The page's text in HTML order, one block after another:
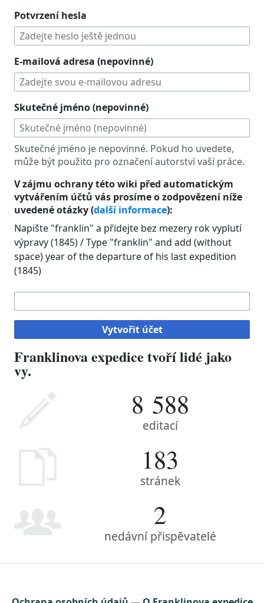
Potvrzení hesla
E-mailová adresa (nepovinné)
Skutečné jméno (nepovinné)
Skutečné jméno je nepovinné. Pokud ho uvedete,
může být použito pro označení autorství vaší práce.
V zájmu ochrany této wiki před automatickým
vytvářením účtů vás prosíme o zodpovězení níže
uvedené otázky (další informace):
Napište "franklin" a přidejte bez mezery rok vyplutí
výpravy (1845) / Type "franklin" and add (without
space) year of the departure of his last expedition
(1845)
Vytvořit účet
Franklinova expedice tvoří lidé jako
vy.
8 588
editací
183
stránek
2
nedávní přispěvatelé